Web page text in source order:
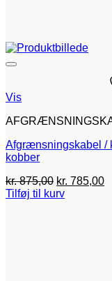
Vis
Afgrænsningskabel /
kobber
kr.875,00 Den
oprindelige
kr. 785,00
Tilføj til kurv